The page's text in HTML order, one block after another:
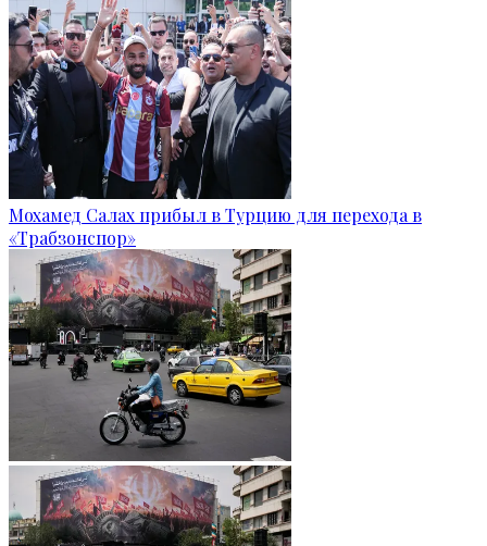
Мохамед Салах прибыл в Турцию для перехода в
«Трабзонспор»